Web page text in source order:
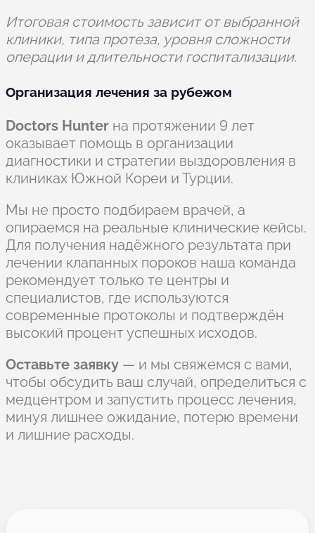
Итоговая стоимость зависит от выбранной
клиники, типа протеза, уровня сложности
операции и длительности госпитализации.
Организация лечения за рубежом
Doctors Hunter на протяжении 9 лет
оказывает помощь в организации
диагностики и стратегии выздоровления в
клиниках Южной Кореи и Турции.
Мы не просто подбираем врачей, а
опираемся на реальные клинические кейсы.
Для получения надёжного результата при
лечении клапанных пороков наша команда
рекомендует только те центры и
специалистов, где используются
современные протоколы и подтверждён
высокий процент успешных исходов.
Оставьте заявку — и мы свяжемся с вами,
чтобы обсудить ваш случай, определиться с
медцентром и запустить процесс лечения,
минуя лишнее ожидание, потерю времени
и лишние расходы.